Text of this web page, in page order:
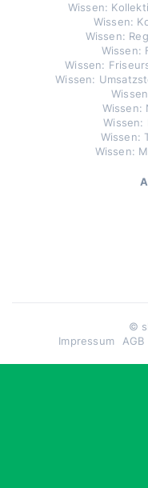
Wissen:
Wissen:
Wissen:
Wissen:
Wissen:
Wissen:
Wissen:
Wissen:
Wissen:
Wissen:
©
Impressum AGB